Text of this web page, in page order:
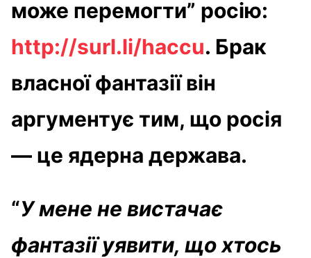
може перемогти” росію:
http://surl.li/haccu. Брак
власної фантазії він
аргументує тим, що росія
— це ядерна держава.
“У мене не вистачає
фантазії уявити, що хтось